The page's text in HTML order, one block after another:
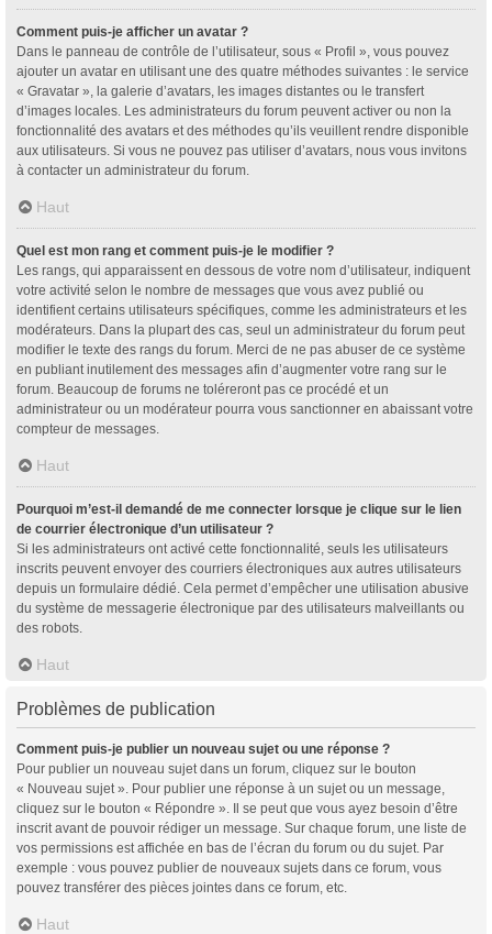
Comment puis-je afficher un avatar ?
Dans le panneau de contrôle de l’utilisateur, sous « Profil », vous pouvez
ajouter un avatar en utilisant une des quatre méthodes suivantes : le service
« Gravatar », la galerie d’avatars, les images distantes ou le transfert
d’images locales. Les administrateurs du forum peuvent activer ou non la
fonctionnalité des avatars et des méthodes qu’ils veuillent rendre disponible
aux utilisateurs. Si vous ne pouvez pas utiliser d’avatars, nous vous invitons
à contacter un administrateur du forum.
Haut
Quel est mon rang et comment puis-je le modifier ?
Les rangs, qui apparaissent en dessous de votre nom d’utilisateur, indiquent
votre activité selon le nombre de messages que vous avez publié ou
identifient certains utilisateurs spécifiques, comme les administrateurs et les
modérateurs. Dans la plupart des cas, seul un administrateur du forum peut
modifier le texte des rangs du forum. Merci de ne pas abuser de ce système
en publiant inutilement des messages afin d’augmenter votre rang sur le
forum. Beaucoup de forums ne toléreront pas ce procédé et un
administrateur ou un modérateur pourra vous sanctionner en abaissant votre
compteur de messages.
Haut
Pourquoi m’est-il demandé de me connecter lorsque je clique sur le lien
de courrier électronique d’un utilisateur ?
Si les administrateurs ont activé cette fonctionnalité, seuls les utilisateurs
inscrits peuvent envoyer des courriers électroniques aux autres utilisateurs
depuis un formulaire dédié. Cela permet d’empêcher une utilisation abusive
du système de messagerie électronique par des utilisateurs malveillants ou
des robots.
Haut
Problèmes de publication
Comment puis-je publier un nouveau sujet ou une réponse ?
Pour publier un nouveau sujet dans un forum, cliquez sur le bouton
« Nouveau sujet ». Pour publier une réponse à un sujet ou un message,
cliquez sur le bouton « Répondre ». Il se peut que vous ayez besoin d’être
inscrit avant de pouvoir rédiger un message. Sur chaque forum, une liste de
vos permissions est affichée en bas de l’écran du forum ou du sujet. Par
exemple : vous pouvez publier de nouveaux sujets dans ce forum, vous
pouvez transférer des pièces jointes dans ce forum, etc.
Haut